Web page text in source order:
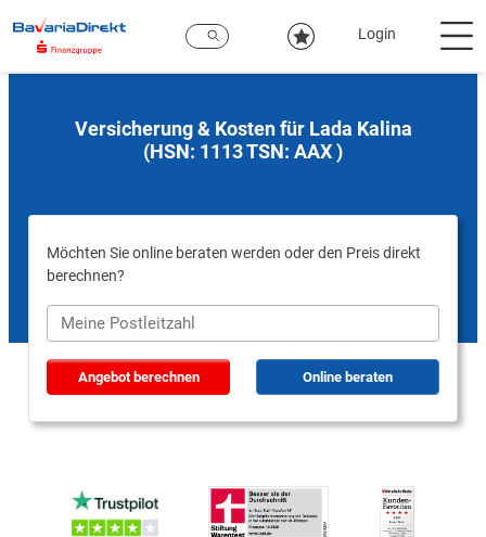
Hauptinhalt
Login
Versicherung & Kosten für Lada Kalina
(HSN: 1113 TSN: AAX )
Möchten Sie online beraten werden oder den Preis direkt
berechnen?
Angebot berechnen Online beraten